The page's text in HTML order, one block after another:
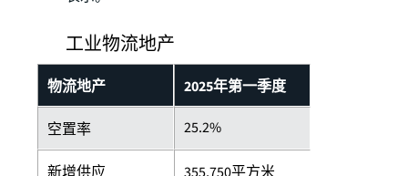
工业物流地产
物流地产 2025年第一季度
空置率 25.2%